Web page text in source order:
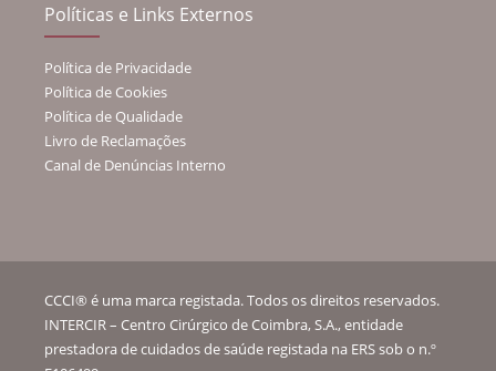
Políticas e Links Externos
Política de Privacidade
Política de Cookies
Política de Qualidade
Livro de Reclamações
Canal de Denúncias Interno
CCCI® é uma marca registada. Todos os direitos reservados.
INTERCIR – Centro Cirúrgico de Coimbra, S.A., entidade
prestadora de cuidados de saúde registada na ERS sob o n.º